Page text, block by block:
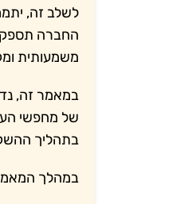
לשלב זה,
החברה תספק
משמעותית
במאמר זה,
של מחפשי
בתהליך
במהלך